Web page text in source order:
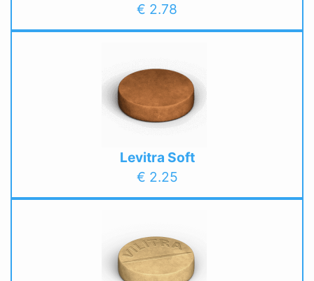
€ 2.78
Levitra Soft
€ 2.25